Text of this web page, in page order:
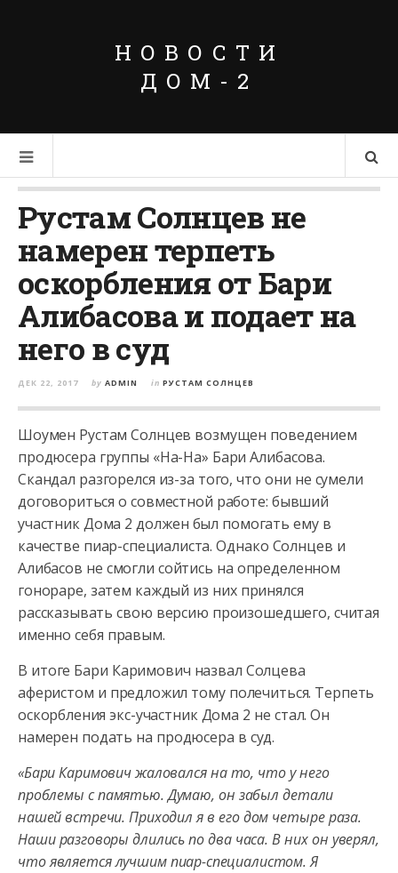
НОВОСТИ
ДОМ-2
Рустам Солнцев не
намерен терпеть
оскорбления от Бари
Алибасова и подает на
него в суд
ДЕК 22, 2017 by ADMIN in РУСТАМ СОЛНЦЕВ
Шоумен Рустам Солнцев возмущен поведением
продюсера группы «На-На» Бари Алибасова.
Скандал разгорелся из-за того, что они не сумели
договориться о совместной работе: бывший
участник Дома 2 должен был помогать ему в
качестве пиар-специалиста. Однако Солнцев и
Алибасов не смогли сойтись на определенном
гонораре, затем каждый из них принялся
рассказывать свою версию произошедшего, считая
именно себя правым.
В итоге Бари Каримович назвал Солцева
аферистом и предложил тому полечиться. Терпеть
оскорбления экс-участник Дома 2 не стал. Он
намерен подать на продюсера в суд.
«Бари Каримович жаловался на то, что у него
проблемы с памятью. Думаю, он забыл детали
нашей встречи. Приходил я в его дом четыре раза.
Наши разговоры длились по два часа. В них он уверял,
что является лучшим пиар-специалистом. Я